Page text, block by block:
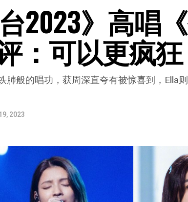
2023》高唱
：可以更疯狂
肺般的唱功，获周深直夸有被惊喜到，Ella
2023